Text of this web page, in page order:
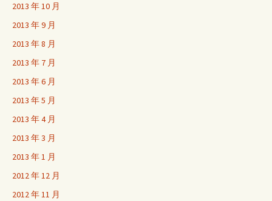
2013 年 10 月
2013 年 9 月
2013 年 8 月
2013 年 7 月
2013 年 6 月
2013 年 5 月
2013 年 4 月
2013 年 3 月
2013 年 1 月
2012 年 12 月
2012 年 11 月